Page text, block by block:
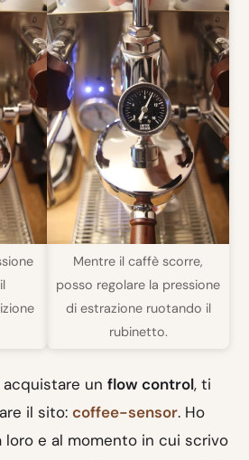
Mentre il caffè scorre,
posso regolare la pressione
di estrazione ruotando il
rubinetto.
un flow control, ti
il sito: coffee-sensor. Ho
e al momento in cui scrivo